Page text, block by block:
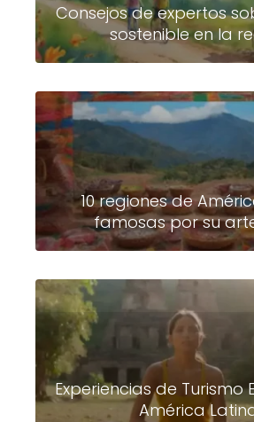
Consejos de expertos
sostenible en la
10 regiones de
famosas por su
Experiencias de Turismo
América